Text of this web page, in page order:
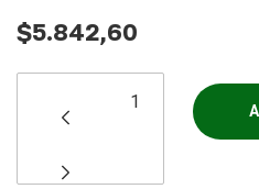
$5.842,60